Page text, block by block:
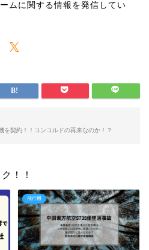
ムに関する情報を発信してい
を契約！！コンコルドの再来なのか！？
！！
飛行機